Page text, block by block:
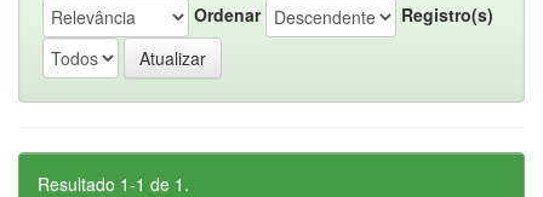
Ordenar
Registro(s)
Resultado 1-1 de 1.